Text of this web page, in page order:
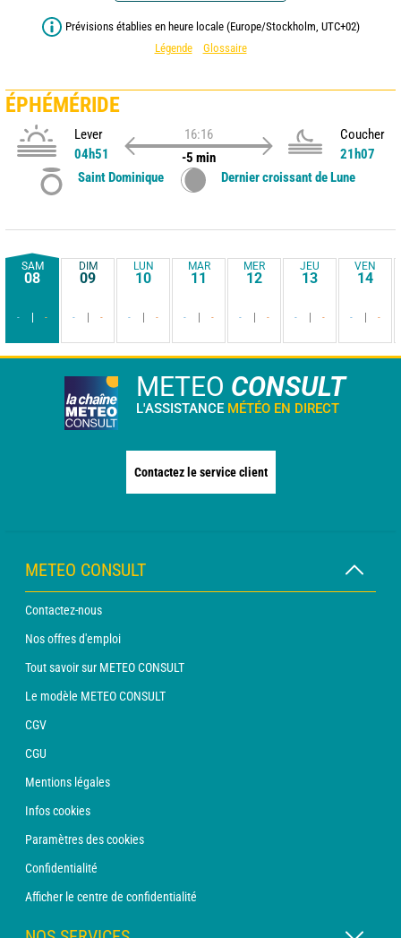
Prévisions établies en heure locale (Europe/Stockholm, UTC+02)
Légende
Glossaire
ÉPHÉMÉRIDE
Lever
04h51
16:16
-5 min
Coucher
21h07
Saint Dominique
Dernier croissant de Lune
SAM
08
- -
DIM
09
- -
LUN
10
- -
MAR
11
- -
MER
12
- -
JEU
13
- -
VEN
14
- -
METEO CONSULT
L'ASSISTANCE MÉTÉO EN DIRECT
Contactez le service client
METEO CONSULT
Contactez-nous
Nos offres d'emploi
Tout savoir sur METEO CONSULT
Le modèle METEO CONSULT
CGV
CGU
Mentions légales
Infos cookies
Paramètres des cookies
Confidentialité
Afficher le centre de confidentialité